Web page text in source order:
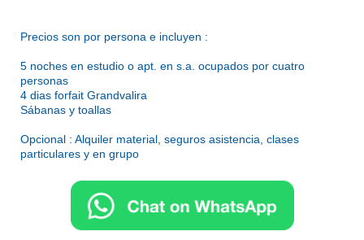
Precios son por persona e incluyen :
5 noches en estudio o apt. en s.a. ocupados por cuatro
personas
4 dias forfait Grandvalira
Sábanas y toallas
Opcional : Alquiler material, seguros asistencia, clases
particulares y en grupo